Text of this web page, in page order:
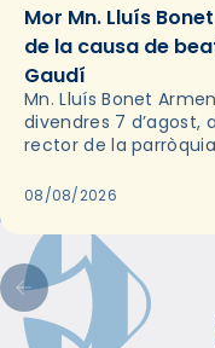
Mor Mn. Lluís
de la causa de
Gaudí
Mn. Lluís Bonet
divendres 7 d’agost,
rector de la
2018,…
08/08/2026